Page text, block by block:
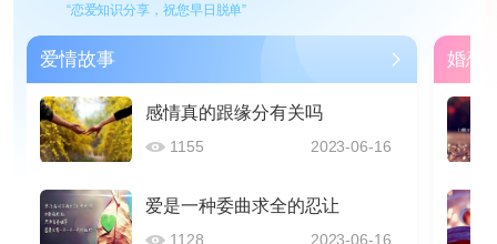
“恋爱知识分享，祝您早日脱单”
爱情故事
感情真的跟缘分有关吗
1155 2023-06-16
爱是一种委曲求全的忍让
1128 2023-06-16
婚恋